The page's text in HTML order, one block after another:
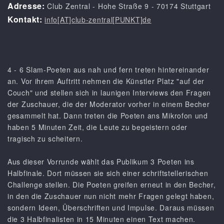
Adresse: Club Zentral - Hohe Straße 9 - 70174 Stuttgart
Kontakt: info[AT]club-zentral[PUNKT]de
4 - 6 Slam-Poeten aus nah und fern treten hintereinander
an. Vor ihrem Auftritt nehmen die Künstler Platz "auf der
Couch" und stellen sich in launigen Interviews den Fragen
der Zuschauer, die der Moderator vorher in einem Becher
gesammelt hat. Dann treten die Poeten ans Mikrofon und
haben 5 Minuten Zeit, die Leute zu begeistern oder
tragisch zu scheitern.
Aus dieser Vorrunde wählt das Publikum 3 Poeten ins
Halbfinale. Dort müssen sie sich einer schriftstellerischen
Challenge stellen. Die Poeten greifen erneut in den Becher,
in den die Zuschauer nun nicht mehr Fragen gelegt haben,
sondern Ideen, Überschriften und Impulse. Daraus müssen
die 3 Halbfinalisten in 15 Minuten einen Text machen.